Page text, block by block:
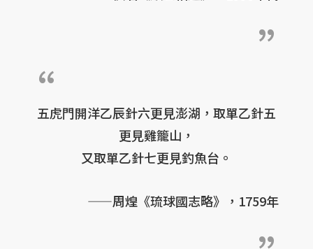
五虎門開洋乙辰針六更見澎湖，取單乙針五
更見雞籠山，
又取單乙針七更見釣魚台。
——周煌《琉球國志略》，1759年